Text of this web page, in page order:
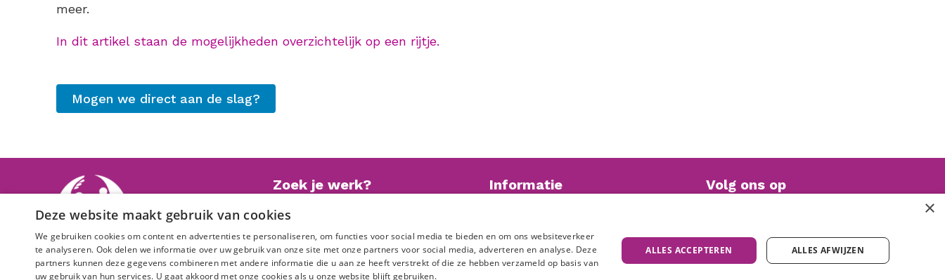
meer.
In dit artikel staan de mogelijkheden overzichtelijk op een rijtje.
Mogen we direct aan de slag?
Zoek je werk?
Check onze vacaturebank
Informatie
Anti-discriminatiebeleid
Disclaimer
Volg ons op
×
Deze website maakt gebruik van cookies
We gebruiken cookies om content en advertenties te personaliseren, om functies voor social media te bieden en om ons websiteverkeer
te analyseren. Ook delen we informatie over uw gebruik van onze site met onze partners voor social media, adverteren en analyse. Deze
partners kunnen deze gegevens combineren met andere informatie die u aan ze heeft verstrekt of die ze hebben verzameld op basis van
uw gebruik van hun services. U gaat akkoord met onze cookies als u onze website blijft gebruiken.
ALLES ACCEPTEREN ALLES AFWIJZEN